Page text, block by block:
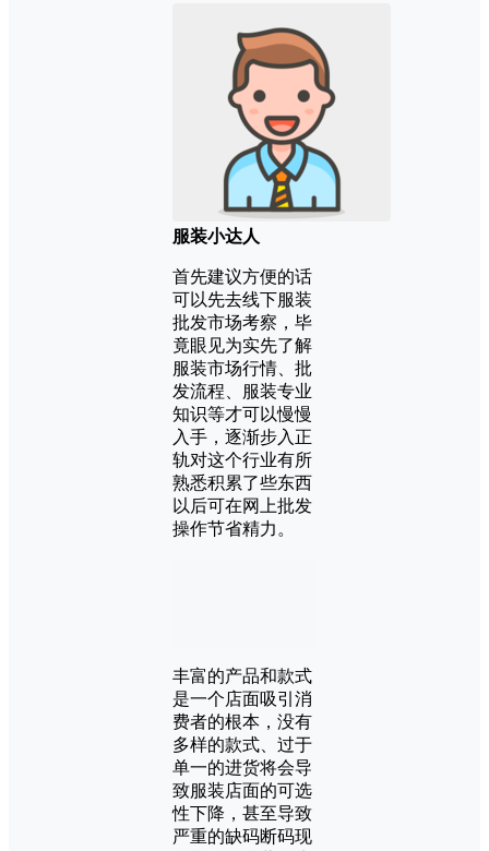
服装小达人
首先建议方便的话
可以先去线下服装
批发市场考察，毕
竟眼见为实先了解
服装市场行情、批
发流程、服装专业
知识等才可以慢慢
入手，逐渐步入正
轨对这个行业有所
熟悉积累了些东西
以后可在网上批发
操作节省精力。
丰富的产品和款式
是一个店面吸引消
费者的根本，没有
多样的款式、过于
单一的进货将会导
致服装店面的可选
性下降，甚至导致
严重的缺码断码现